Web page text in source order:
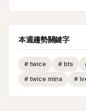
本週趨勢關鍵字
# twice # bts
# twice mina #